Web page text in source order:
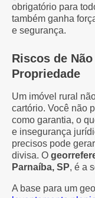
obrigatório para
também ganha
e segurança.
Riscos de
Propriedade
Um imóvel rural
cartório. Você não
como garantia, o
e insegurança
precisos pode
divisa. O
Parnaíba, SP, é a
A base para um